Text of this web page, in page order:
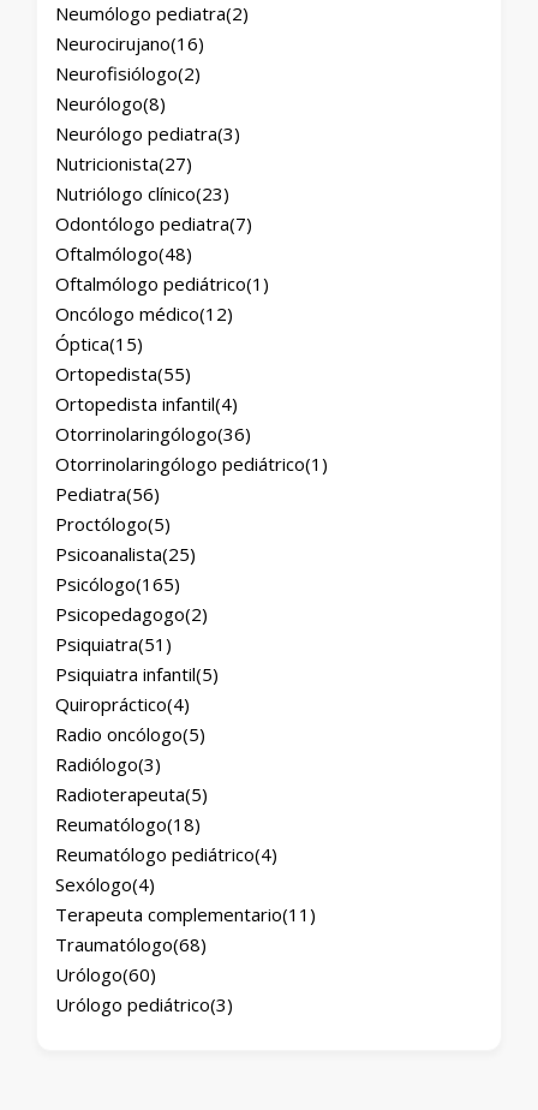
Neumólogo pediatra(2)
Neurocirujano(16)
Neurofisiólogo(2)
Neurólogo(8)
Neurólogo pediatra(3)
Nutricionista(27)
Nutriólogo clínico(23)
Odontólogo pediatra(7)
Oftalmólogo(48)
Oftalmólogo pediátrico(1)
Oncólogo médico(12)
Óptica(15)
Ortopedista(55)
Ortopedista infantil(4)
Otorrinolaringólogo(36)
Otorrinolaringólogo pediátrico(1)
Pediatra(56)
Proctólogo(5)
Psicoanalista(25)
Psicólogo(165)
Psicopedagogo(2)
Psiquiatra(51)
Psiquiatra infantil(5)
Quiropráctico(4)
Radio oncólogo(5)
Radiólogo(3)
Radioterapeuta(5)
Reumatólogo(18)
Reumatólogo pediátrico(4)
Sexólogo(4)
Terapeuta complementario(11)
Traumatólogo(68)
Urólogo(60)
Urólogo pediátrico(3)